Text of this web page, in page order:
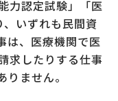
力認定試験」「医
いずれも民間資
は、医療機関で医
求したりする仕事
ません。